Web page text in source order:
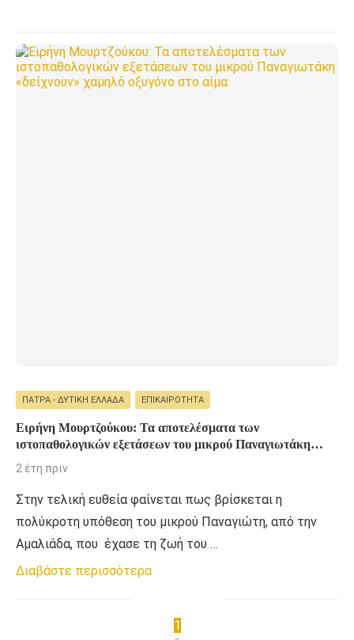
ΠΆΤΡΑ - ΔΥΤΙΚΉ ΕΛΛΆΔΑ ΕΠΙΚΑΙΡΌΤΗΤΑ
Ειρήνη Μουρτζούκου: Τα αποτελέσματα των
ιστοπαθολογικών εξετάσεων του μικρού Παναγιωτάκη
«δείχνουν» χαμηλό οξυγόνο στο αίμα
2 έτη πριν
Στην τελική ευθεία φαίνεται πως βρίσκεται η
πολύκροτη υπόθεση του μικρού Παναγιώτη, από την
Αμαλιάδα, που έχασε τη ζωή του …
Διαβάστε περισσότερα
1